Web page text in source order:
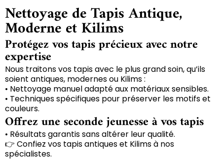
Nettoyage de Tapis Antique,
Moderne et Kilims
Protégez vos tapis précieux avec notre
expertise
Nous traitons vos tapis avec le plus grand soin, qu’ils
soient antiques, modernes ou Kilims :
• Nettoyage manuel adapté aux matériaux sensibles.
• Techniques spécifiques pour préserver les motifs et
couleurs.
Offrez une seconde jeunesse à vos tapis
• Résultats garantis sans altérer leur qualité.
👉 Confiez vos tapis antiques et Kilims à nos
spécialistes.